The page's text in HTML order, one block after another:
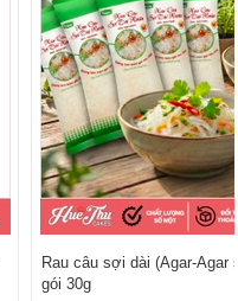
Rau câu sợi dài (Agar-Agar
gói 30g